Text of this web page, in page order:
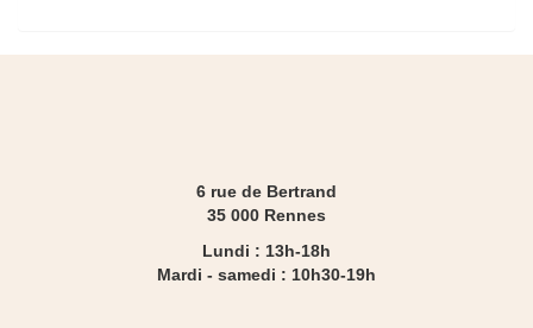
6 rue de Bertrand
35 000 Rennes
Lundi : 13h-18h
Mardi - samedi : 10h30-19h